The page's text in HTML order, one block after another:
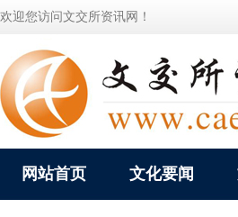
欢迎您访问文交所资讯网！
网站首页 文化要闻